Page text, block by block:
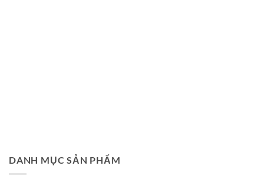
DANH MỤC SẢN PHẨM